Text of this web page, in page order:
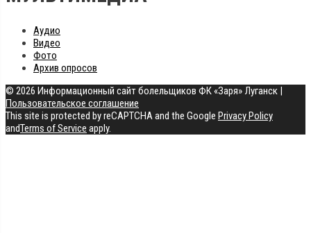
Аудио
Видео
Фото
Архив опросов
© 2026 Информационный сайт болельщиков ФК «Заря» Луганск |
Пользовательское соглашение
This site is protected by reCAPTCHA and the Google Privacy Policy
andTerms of Service apply.